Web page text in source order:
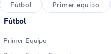
Fútbol
Primer equipo
Fútbol
Primer Equipo